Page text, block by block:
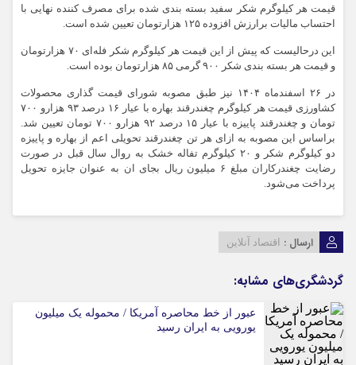
قیمت هر کیلوگرم شکر سفید بسته بندی شده برای مصرف کننده نهایی با
احتساب مالیات برارزش افزوده ۱۲۵ هزارتومان تعیین شده است.
این درحالیست که پیش از این قیمت هر کیلوگرم شکر فله‌ای ۷۰ هزارتومان
و قیمت هر بسته بندی شکر ۹۰۰ گرمی ۸۵ هزارتومان بوده است.
در ۲۶ اسفندماه ۱۴۰۴ نیز طبق مصوبه شورای قیمت گذاری محصولات
کشاورزی قیمت هر کیلوگرم چغندرقند بهاره با عیار ۱۶ درصد ۹۳ هزارو ۷۰۰
تومان و چغندرقند پاییزه با عیار ۱۵ درصد ۹۲ هزارو ۷۰۰ تومان تعیین شد.
براساس این مصوبه به ازای هر تن چغندرقند تحویلی اعم از بهاره و پاییزه
دو کیلوگرم شکر و ۲۰ کیلوگرم تفاله خشک به روال سال قبل در صورت
رضایت چغندرکاران مبلغ ۶ میلیون ریال بجای ان به عنوان جایزه تحویل
پرداخت می‌شود.
ارسال : اقتصاد آنلاین
گردشگری‌های مشابه:
عبور از خط محاصره آمریکا / محموله یک میلیون
یورویی به ایران رسید